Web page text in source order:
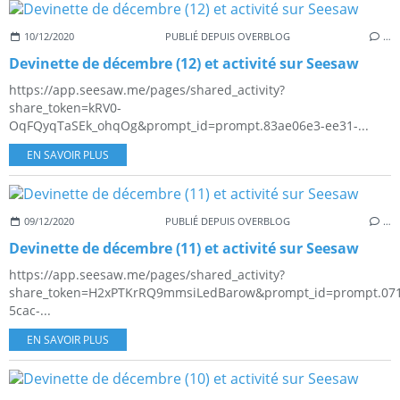
10/12/2020 PUBLIÉ DEPUIS OVERBLOG …
Devinette de décembre (12) et activité sur Seesaw
https://app.seesaw.me/pages/shared_activity?
share_token=kRV0-
OqFQyqTaSEk_ohqOg&prompt_id=prompt.83ae06e3-ee31-...
EN SAVOIR PLUS
09/12/2020 PUBLIÉ DEPUIS OVERBLOG …
Devinette de décembre (11) et activité sur Seesaw
https://app.seesaw.me/pages/shared_activity?
5cac-...
EN SAVOIR PLUS